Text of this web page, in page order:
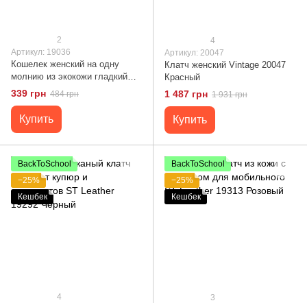
2
Артикул: 19036
Кошелек женский на одну
молнию из экокожи гладкий
KIVI 19036 Синий
339 грн 484 грн
Купить
4
Артикул: 20047
Клатч женский Vintage 20047
Красный
1 487 грн 1 931 грн
Купить
BackToSchool
−25%
Кешбек
4
BackToSchool
−25%
Кешбек
3